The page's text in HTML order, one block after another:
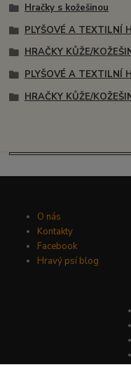
Hračky s kožešinou
PLYŠOVÉ A TEXTILNÍ
HRAČKY KŮŽE/
PLYŠOVÉ A TEXTILNÍ
HRAČKY KŮŽE/
O nás
Kontakty
Facebook
Hravý psí blog